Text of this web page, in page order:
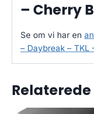
– Cherry
Se om vi har en
– Daybreak – TKL